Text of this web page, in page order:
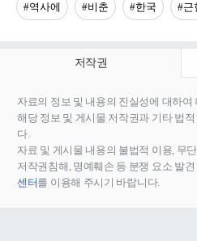
#역사에 #비춘 #한국 #근
저작권
자료의 정보 및 내용의 진실성에 대하
해당 정보 및 게시물 저작권과 기타 법
다.
자료 및 게시물 내용의 불법적 이용, 무
저작권침해, 명예훼손 등 분쟁 요소 발
센터를 이용해 주시기 바랍니다.